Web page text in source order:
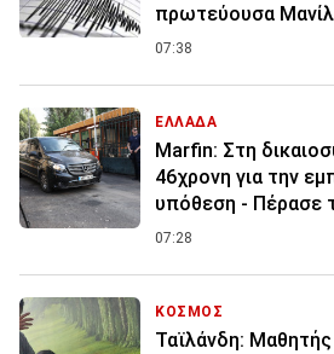
πρωτεύουσα
07:38
ΕΛΛΑΔΑ
Marfin: Στη
46χρονη για την
υπόθεση - Πέρασε
07:28
ΚΟΣΜΟΣ
Ταϊλάνδη: